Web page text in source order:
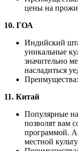
цены на
10. ГОА
Индийский
уникальные
значительно
насладиться
11. Китай
Популярные
позволят вам
программой.
местной